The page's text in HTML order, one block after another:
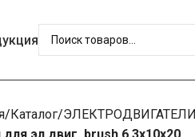
Каталог ЭЛЕКТРОДВИГАТЕЛИ